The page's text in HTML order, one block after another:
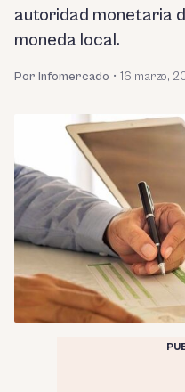
autoridad monetaria
moneda local.
Por Infomercado • 16 marzo,